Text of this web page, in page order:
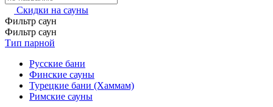
Скидки на сауны
Фильтр саун
Фильтр саун
Тип парной
Русские бани
Финские сауны
Турецкие бани (Хаммам)
Римские сауны